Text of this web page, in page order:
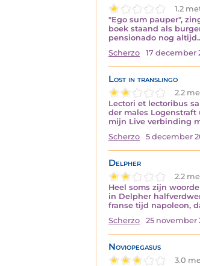
1.2
"Ego sum pauper",
boek staand als
pensionado nog
Scherzo
17 december
Lost in translingo
2.2
Lectori et lectoribus
der males
mijn Live verbinding
Scherzo
5 december
Delpher
2.2
Heel soms zijn
in Delpher
franse tijd napoleon,
Scherzo
25 november
Noviopegasus
3.0